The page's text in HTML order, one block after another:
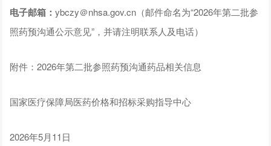
电子邮箱：ybczy＠nhsa.gov.cn（邮件命名为“2026年第二批参
照药预沟通公示意见”，并请注明联系人及电话）
附件：2026年第二批参照药预沟通药品相关信息
国家医疗保障局医药价格和招标采购指导中心
2026年5月11日